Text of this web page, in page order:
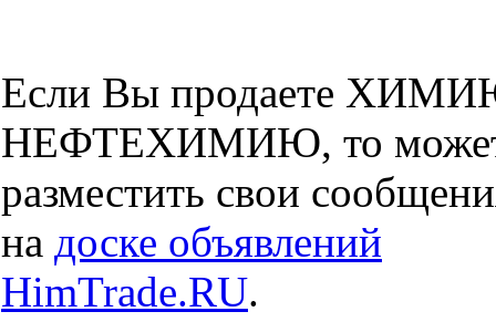
Если Вы продаете
НЕФТЕХИМИЮ, то
разместить свои
на доске объявлений
HimTrade.RU.